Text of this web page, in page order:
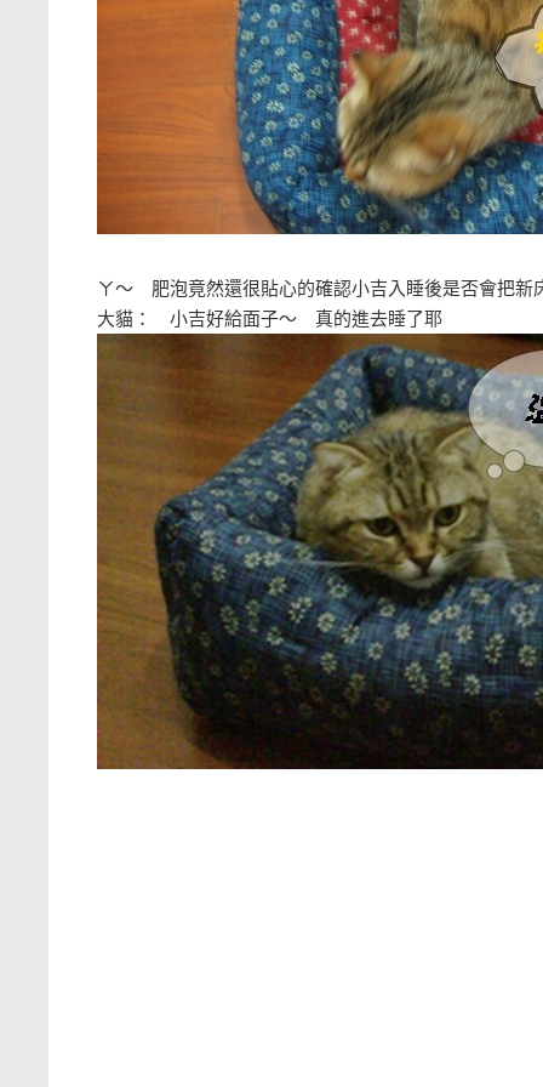
ㄚ～ 肥泡竟然還很貼心的確認小吉入睡後是否會
大貓： 小吉好給面子～ 真的進去睡了耶